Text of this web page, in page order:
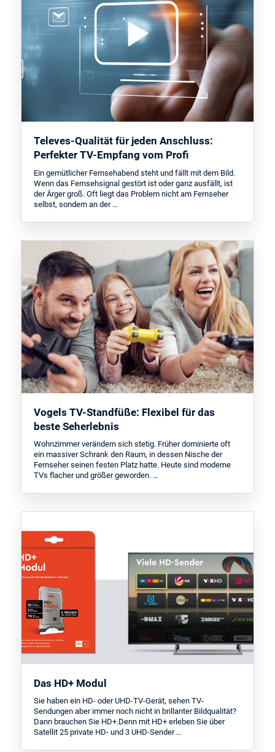
Televes-Qualität für jeden Anschluss:
Perfekter TV-Empfang vom Profi
Ein gemütlicher Fernsehabend steht und fällt mit dem Bild.
Wenn das Fernsehsignal gestört ist oder ganz ausfällt, ist
der Ärger groß. Oft liegt das Problem nicht am Fernseher
selbst, sondern an der …
Vogels TV-Standfüße: Flexibel für das
beste Seherlebnis
Wohnzimmer verändern sich stetig. Früher dominierte oft
ein massiver Schrank den Raum, in dessen Nische der
Fernseher seinen festen Platz hatte. Heute sind moderne
TVs flacher und größer geworden. …
Das HD+ Modul
Sie haben ein HD- oder UHD-TV-Gerät, sehen TV-
Sendungen aber immer noch nicht in brillanter Bildqualität?
Dann brauchen Sie HD+.Denn mit HD+ erleben Sie über
Satellit 25 private HD- und 3 UHD-Sender …